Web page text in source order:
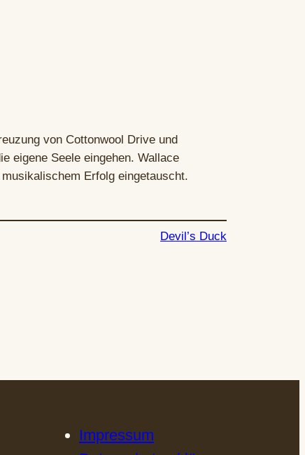
von Cottonwool Drive und
eigene Seele eingehen. Wallace
Erfolg eingetauscht.
Devil’s Duck
Impressum